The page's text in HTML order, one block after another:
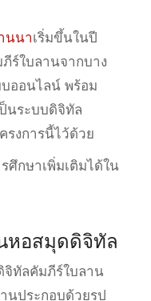
นนาเริ่มขึ้นในปี
ร์ใบลานจากบาง
ออนไลน์ พร้อม
นระบบดิจิทัล
รงการนี้ไว้ด้วย
กษาเพิ่มเติมได้ใน
หอสมุดดิจิทัล
ทัลคัมภีร์ใบลาน
นประกอบด้วยรูป